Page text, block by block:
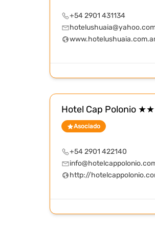
+54 2901 431134
Hotel Cap Polonio
Asociado
+54 2901 422140
http://